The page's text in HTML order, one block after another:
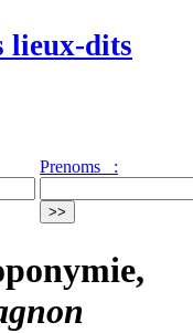
lieux-dits
Prenoms :